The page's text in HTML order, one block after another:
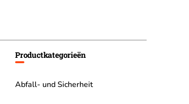
Productkategorieën
Abfall- und Sicherheit